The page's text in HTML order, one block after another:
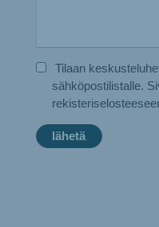
Tilaan
sähköpostilistalle.